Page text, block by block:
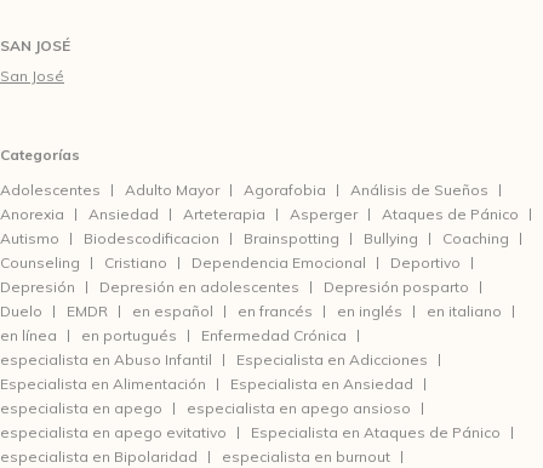
SAN JOSÉ
San José
Categorías
Adolescentes
Adulto Mayor Agorafobia
Análisis de Sueños
Anorexia
Ansiedad Arteterapia Asperger
Ataques de Pánico
Autismo
Biodescodificacion Brainspotting Bullying
Coaching
Counseling
Cristiano Dependencia Emocional
Deportivo
Depresión
Depresión en adolescentes
Depresión posparto
Duelo
EMDR en español en francés en inglés
en italiano
en línea
en portugués
Enfermedad Crónica
especialista en Abuso Infantil
Especialista en Adicciones
Especialista en Alimentación
Especialista en Ansiedad
especialista en apego
especialista en apego ansioso
especialista en apego evitativo
Especialista en Ataques de Pánico
especialista en Bipolaridad
especialista en burnout